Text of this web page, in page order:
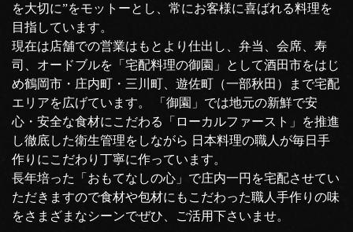
を大切に”をモットーとし、常にお客様に喜ばれる料理を
目指しています。
現在は店舗での営業はもとより仕出し、弁当、会席、寿
司、オードブルを「宅配料理の御園」として酒田市をはじ
め鶴岡市・庄内町・三川町、遊佐町（一部秋田）まで宅配
エリアを広げています。 「御園」では地元の新鮮で安
心・安全な食材にこだわる「ローカルファースト」を推進
し徹底した衛生管理をしながら 日本料理の職人が毎日手
作りにこだわり丁寧に作っています。
長年培った「おもてなしの心」で庄内一円を宅配させてい
ただきますので食材や包材にもこだわった職人手作りの味
をさまざまなシーンでぜひ、ご活用下さいませ。